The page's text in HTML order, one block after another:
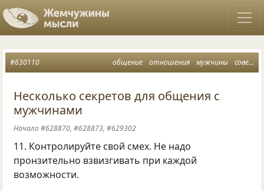
общение отношения мужчины советы
#630110
Несколько секретов для общения с
мужчинами
Начало #628870, #628873, #629302
11. Контролируйте свой смех. Не надо
пронзительно взвизгивать при каждой
возможности.